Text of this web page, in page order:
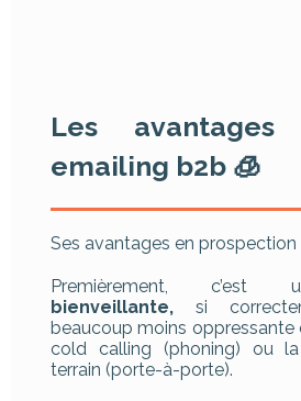
Les
emailing b2b 🧊
Ses avantages en
Premièrement, c’est
bienveillante, si
beaucoup moins oppressante
cold calling (phoning) ou
terrain (porte-à-porte).